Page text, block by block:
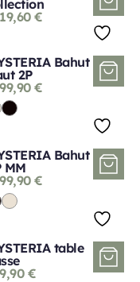
€
Bahut
2P
€
Bahut
MM
€
table
€